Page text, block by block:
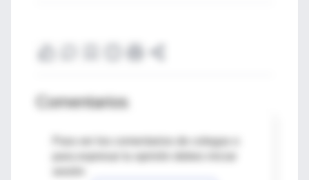
Comentarios
Para ver los comentarios de colegas o